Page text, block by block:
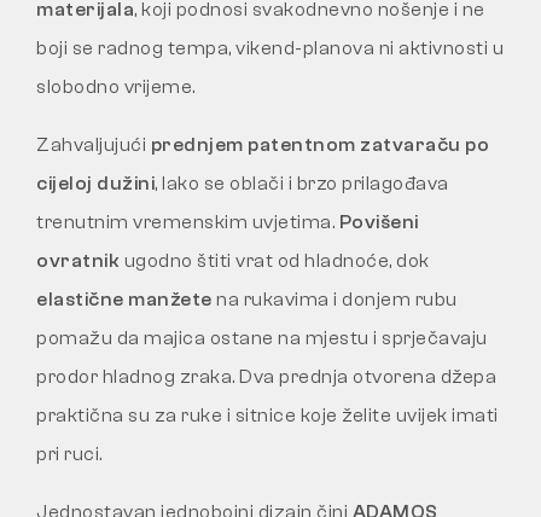
materijala, koji podnosi svakodnevno nošenje i ne
boji se radnog tempa, vikend-planova ni aktivnosti u
slobodno vrijeme.
Zahvaljujući prednjem patentnom zatvaraču po
cijeloj dužini, lako se oblači i brzo prilagođava
trenutnim vremenskim uvjetima. Povišeni
ovratnik ugodno štiti vrat od hladnoće, dok
elastične manžete na rukavima i donjem rubu
pomažu da majica ostane na mjestu i sprječavaju
prodor hladnog zraka. Dva prednja otvorena džepa
praktična su za ruke i sitnice koje želite uvijek imati
pri ruci.
Jednostavan jednobojni dizajn čini ADAMOS